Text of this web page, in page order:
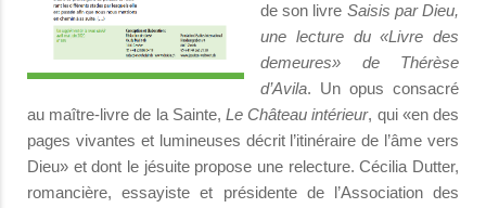
de son livre Saisis par Dieu,
une lecture du «Livre des
demeures» de Thérèse
d’Avila. Un opus consacré
au maître-livre de la Sainte, Le Château intérieur, qui «en des
pages vivantes et lumineuses décrit l’itinéraire de l’âme vers
Dieu» et dont le jésuite propose une relecture. Cécilia Dutter,
romancière, essayiste et présidente de l’Association des